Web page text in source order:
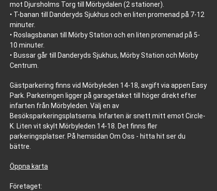
mot Djursholms Torg till Mörbydalen (2 stationer).
• T-banan till Danderyds Sjukhus och en liten promenad på 7-12
minuter.
• Roslagsbanan till Mörby Station och en liten promenad på 5-
10 minuter.
• Bussar går till Danderyds Sjukhus, Mörby Station och Mörby
Centrum.
Gästparkering finns vid Mörbyleden 14-18, avgift via appen Easy
Park. Parkeringen ligger på garagetaket till höger direkt efter
infarten från Mörbyleden. Välj en av
Besöksparkeringsplatserna. Infarten är snett mitt emot Circle-
K. Liten vit skylt Mörbyleden 14-18. Det finns fler
parkeringsplatser. På hemsidan Om Oss - hitta hit ser du
bättre.
Öppna karta
Företaget: